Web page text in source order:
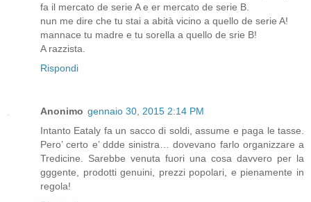
fa il mercato de serie A e er mercato de serie B.
nun me dire che tu stai a abità vicino a quello de serie A!
mannace tu madre e tu sorella a quello de srie B!
A razzista.
Rispondi
Anonimo gennaio 30, 2015 2:14 PM
Intanto Eataly fa un sacco di soldi, assume e paga le tasse.
Pero’ certo e’ ddde sinistra… dovevano farlo organizzare a
Tredicine. Sarebbe venuta fuori una cosa davvero per la
gggente, prodotti genuini, prezzi popolari, e pienamente in
regola!